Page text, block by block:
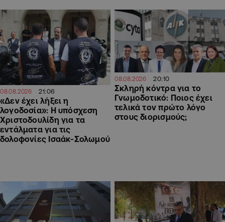
08.08.2026 21:06
«Δεν έχει λήξει η
λογοδοσία»: Η υπόσχεση
Χριστοδουλίδη για τα
εντάλματα για τις
δολοφονίες Ισαάκ-Σολωμού
08.08.2026 20:10
Σκληρή κόντρα για το
Γνωμοδοτικό: Ποιος έχει
τελικά τον πρώτο λόγο
στους διορισμούς;